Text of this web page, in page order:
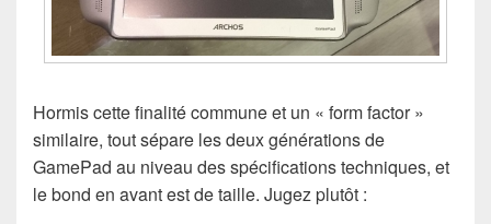
Hormis cette finalité commune et un « form factor »
similaire, tout sépare les deux générations de
GamePad au niveau des spécifications techniques, et
le bond en avant est de taille. Jugez plutôt :